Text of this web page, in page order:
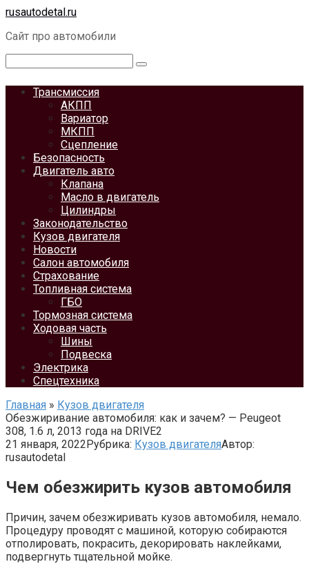
Перейти
контенту
rusautodetal.ru
Сайт про автомобили
Трансмиссия
АКПП
Вариатор
МКПП
Сцепление
Безопасность
Двигатель авто
Клапана
Масло в двигатель
Цилиндры
Законодательство
Кузов двигателя
Новости
Салон автомобиля
Страхование
Топливная система
ГБО
Тормозная система
Ходовая часть
Шины
Подвеска
Электрика
Спецтехника
Главная » Кузов двигателя
Обезжиривание автомобиля: как и зачем? — Peugeot
308, 1.6 л, 2013 года на DRIVE2
21 января, 2022Рубрика: Кузов двигателяАвтор:
rusautodetal
Чем обезжирить кузов автомобиля
Причин, зачем обезжиривать кузов автомобиля, немало.
Процедуру проводят с машиной, которую собираются
отполировать, покрасить, декорировать наклейками,
подвергнуть тщательной мойке.